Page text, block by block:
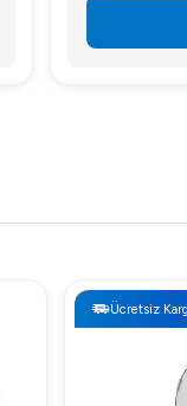
Ücretsiz Kargo